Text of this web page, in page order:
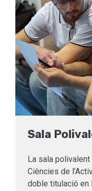
Sala
La sala
Ciències de
doble titulació en